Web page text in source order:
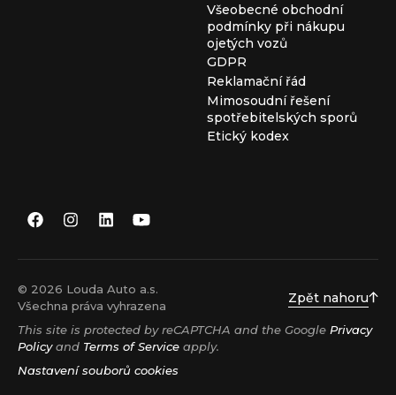
Všeobecné obchodní
podmínky při nákupu
ojetých vozů
GDPR
Reklamační řád
Mimosoudní řešení
spotřebitelských sporů
Etický kodex
© 2026 Louda Auto a.s.
Všechna práva vyhrazena
Zpět nahoru
This site is protected by reCAPTCHA and the Google Privacy
Policyand Terms of Service apply.
Nastavení souborů cookies